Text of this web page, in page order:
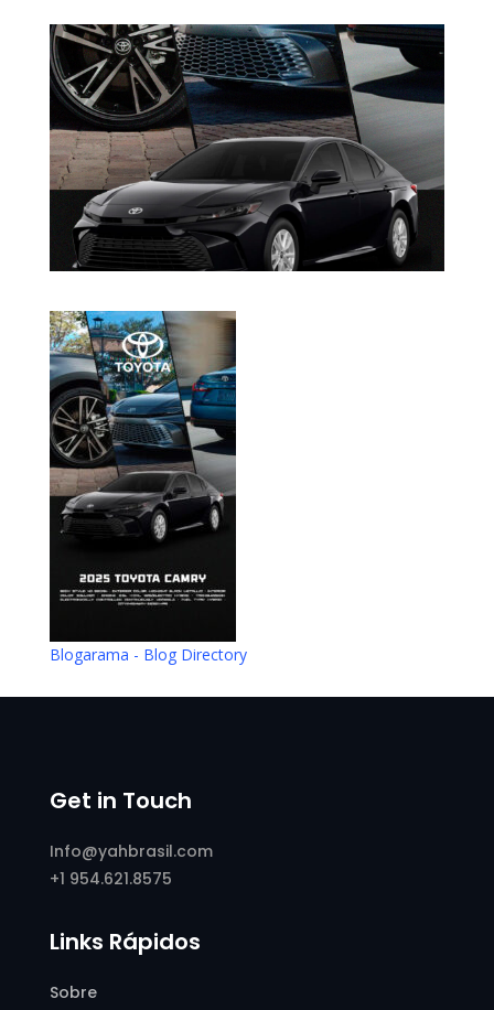
Blogarama - Blog Directory
Get in Touch
Info@yahbrasil.com
+1 954.621.8575
Links Rápidos
Sobre